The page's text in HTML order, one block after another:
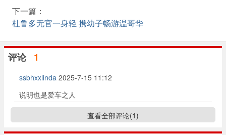
下一篇：
杜鲁多无官一身轻 携幼子畅游温哥华
评论 1
ssbhxxlinda 2025-7-15 11:12
说明也是爱车之人
查看全部评论(1)